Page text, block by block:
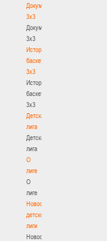
Документы
3х3
Документы
3х3
История
баскетбола
3х3
История
баскетбола
3х3
Детская
лига
Детская
лига
О
лиге
О
лиге
Новости
детской
лиги
Новости